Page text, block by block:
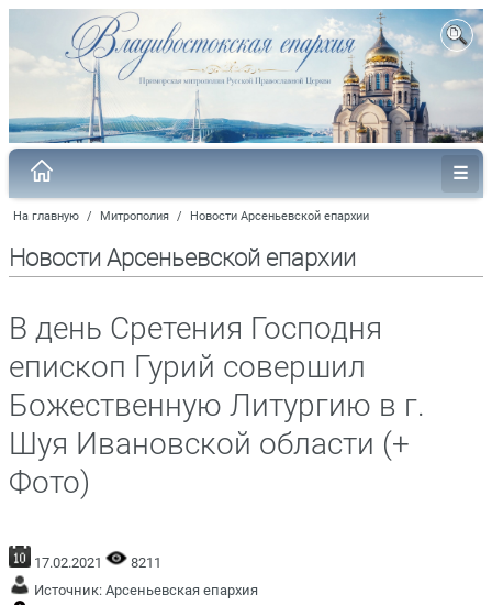
На главную / Митрополия / Новости Арсеньевской епархии
Новости Арсеньевской епархии
В день Сретения Господня
епископ Гурий совершил
Божественную Литургию в г.
Шуя Ивановской области (+
Фото)
17.02.2021
8211
Источник: Арсеньевская епархия